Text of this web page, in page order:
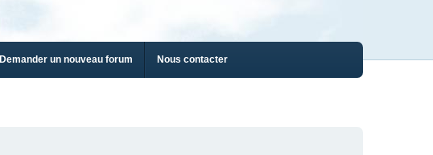
Demander un nouveau forum Nous contacter